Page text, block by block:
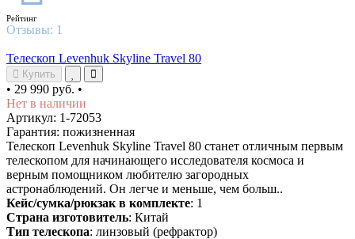
Рейтинг
Отзывы: 1
Телескоп Levenhuk Skyline Travel 80
Купить
• 29 990 руб. •
Нет в наличии
Артикул: 1-72053
Гарантия: пожизненная
Телескоп Levenhuk Skyline Travel 80 станет отличным первым
телескопом для начинающего исследователя космоса и
верным помощником любителю загородных
астронаблюдений. Он легче и меньше, чем больш..
Кейс/сумка/рюкзак в комплекте: 1
Страна изготовитель: Китай
Тип телескопа: линзовый (рефрактор)